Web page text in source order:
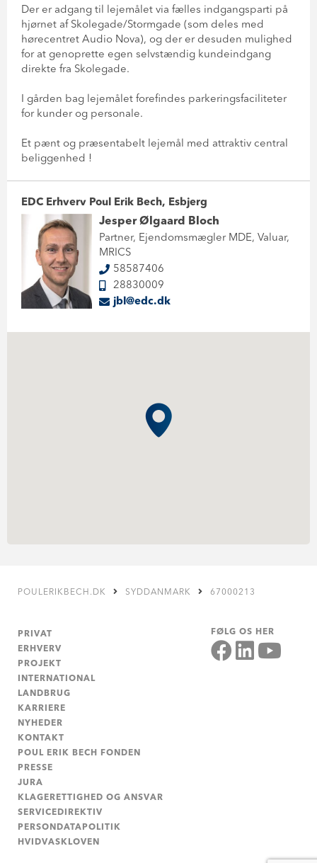
Der er adgang til lejemålet via fælles indgangsparti på
hjørnet af Skolegade/Stormgade (som deles med
hørecentret Audio Nova), og der er desuden mulighed
for at genoprette egen selvstændig kundeindgang
direkte fra Skolegade.
I gården bag lejemålet forefindes parkeringsfaciliteter
for kunder og personale.
Et pænt og præsentabelt lejemål med attraktiv central
beliggenhed !
EDC Erhverv Poul Erik Bech, Esbjerg
Jesper Ølgaard Bloch
Partner, Ejendomsmægler MDE, Valuar,
MRICS
58587406
28830009
jbl@edc.dk
POULERIKBECH.DK SYDDANMARK 67000213
PRIVAT
ERHVERV
PROJEKT
INTERNATIONAL
LANDBRUG
KARRIERE
NYHEDER
KONTAKT
POUL ERIK BECH FONDEN
PRESSE
JURA
KLAGERETTIGHED OG ANSVAR
SERVICEDIREKTIV
PERSONDATAPOLITIK
HVIDVASKLOVEN
FØLG OS HER